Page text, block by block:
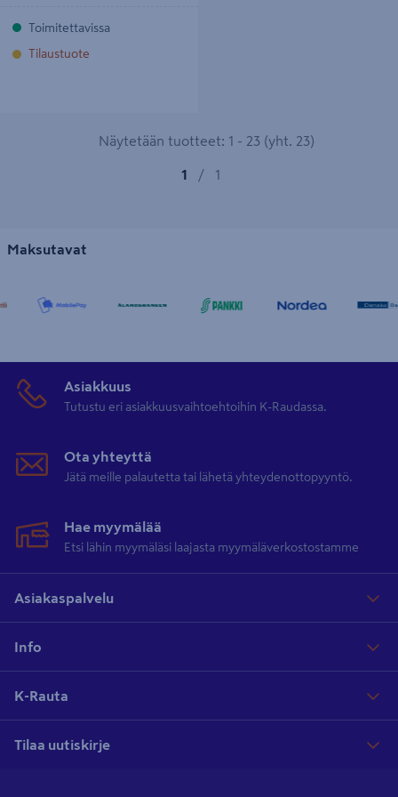
Toimitettavissa
Tilaustuote
Näytetään tuotteet: 1 - 23 (yht. 23)
1 / 1
Maksutavat
Asiakkuus
Tutustu eri asiakkuusvaihtoehtoihin K-Raudassa.
Ota yhteyttä
Jätä meille palautetta tai lähetä yhteydenottopyyntö.
Hae myymälää
Etsi lähin myymäläsi laajasta myymäläverkostostamme
Asiakaspalvelu
Info
K-Rauta
Tilaa uutiskirje